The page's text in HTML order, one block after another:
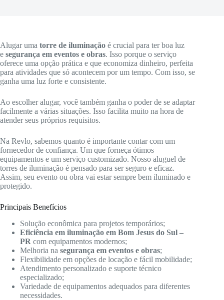
Alugar uma torre de iluminação é crucial para ter boa luz
e segurança em eventos e obras. Isso porque o serviço
oferece uma opção prática e que economiza dinheiro, perfeita
para atividades que só acontecem por um tempo. Com isso, se
ganha uma luz forte e consistente.
Ao escolher alugar, você também ganha o poder de se adaptar
facilmente a várias situações. Isso facilita muito na hora de
atender seus próprios requisitos.
Na Revlo, sabemos quanto é importante contar com um
fornecedor de confiança. Um que forneça ótimos
equipamentos e um serviço customizado. Nosso aluguel de
torres de iluminação é pensado para ser seguro e eficaz.
Assim, seu evento ou obra vai estar sempre bem iluminado e
protegido.
Principais Benefícios
Solução econômica para projetos temporários;
Eficiência em iluminação em Bom Jesus do Sul –
PR com equipamentos modernos;
Melhoria na segurança em eventos e obras;
Flexibilidade em opções de locação e fácil mobilidade;
Atendimento personalizado e suporte técnico
especializado;
Variedade de equipamentos adequados para diferentes
necessidades.